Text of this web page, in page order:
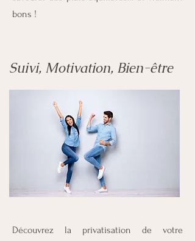
bons !
Suivi, Motivation, Bien-être
Découvrez la privatisation de votre